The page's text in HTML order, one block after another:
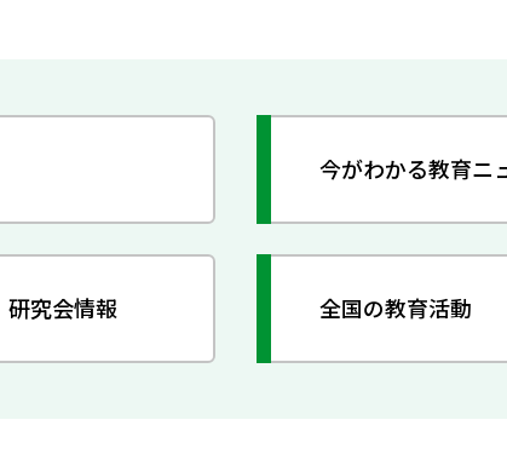
今がわかる教育ニ
研究会情報 全国の教育活動